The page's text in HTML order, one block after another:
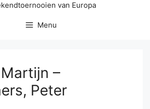
van Europa
Menu
–
Peter